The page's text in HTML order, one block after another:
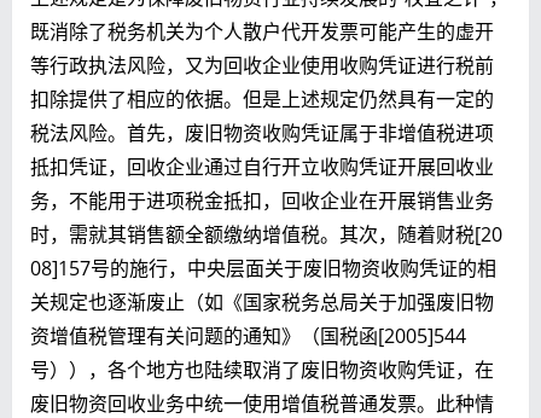
既消除了税务机关为个人散户代开发票可能产生的虚开
等行政执法风险，又为回收企业使用收购凭证进行税前
扣除提供了相应的依据。但是上述规定仍然具有一定的
税法风险。首先，废旧物资收购凭证属于非增值税进项
抵扣凭证，回收企业通过自行开立收购凭证开展回收业
务，不能用于进项税金抵扣，回收企业在开展销售业务
时，需就其销售额全额缴纳增值税。其次，随着财税[20
08]157号的施行，中央层面关于废旧物资收购凭证的相
关规定也逐渐废止（如《国家税务总局关于加强废旧物
资增值税管理有关问题的通知》（国税函[2005]544
号）），各个地方也陆续取消了废旧物资收购凭证，在
废旧物资回收业务中统一使用增值税普通发票。此种情